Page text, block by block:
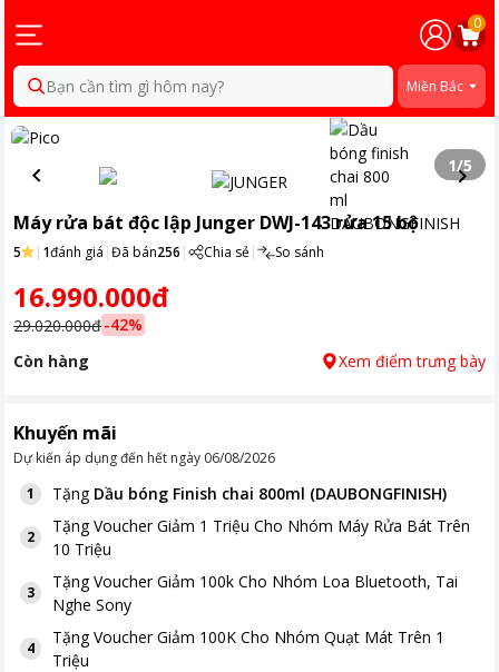
0
Bạn cần tìm gì hôm nay? Miền Bắc
1/5
Máy rửa bát độc lập Junger DWJ-143 rửa 15 bộ
5 | 1đánh giá |Đã bán256 | Chia sẻ| So sánh
16.990.000đ
29.020.000đ-42%
Còn hàng
Xem điểm trưng bày
Khuyến mãi
Dự kiến áp dụng đến hết ngày 06/08/2026
1
Tặng Dầu bóng Finish chai 800ml (DAUBONGFINISH)
2
TặngVoucher Giảm 1 Triệu Cho Nhóm Máy Rửa Bát Trên
10 Triệu
3
TặngVoucher Giảm 100k Cho Nhóm Loa Bluetooth, Tai
Nghe Sony
4
TặngVoucher Giảm 100K Cho Nhóm Quạt Mát Trên 1
Triệu